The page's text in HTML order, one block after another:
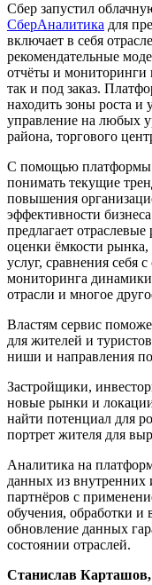
Сбер запустил
СберАналитика для
включает в себя
рекомендательные
отчёты и мониторинги
так и под заказ.
находить зоны роста и
управление на любых
района, торгового
С помощью платформы
понимать текущие
повышения
эффективности
предлагает
оценки ёмкости
услуг, сравнения себя
мониторинга
отрасли и многое
Властям сервис
для жителей и
ниши и направления
Застройщики,
новые рынки и
найти потенциал для
портрет жителя для
Аналитика на
данных из внутренних
партнёров с
обучения, обработки
обновление данных
состоянии отраслей.
Станислав Карташов,